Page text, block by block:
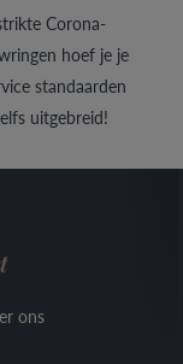
Corona-
hoef je je
standaarden
uitgebreid!
ons